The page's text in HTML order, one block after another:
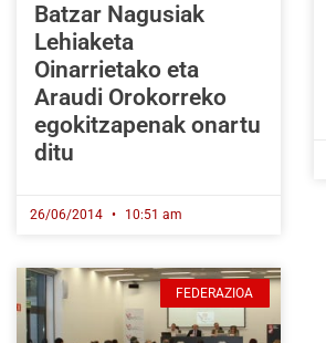
Batzar Nagusiak
Lehiaketa
Oinarrietako eta
Araudi Orokorreko
egokitzapenak onartu
ditu
26/06/2014 10:51 am
FEDERAZIOA